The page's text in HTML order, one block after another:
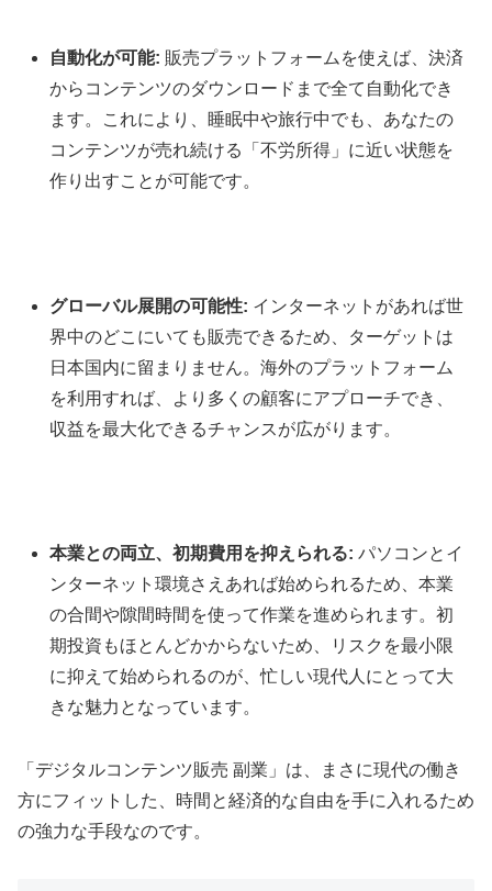
自動化が可能: 販売プラットフォームを使えば、決済
からコンテンツのダウンロードまで全て自動化でき
ます。これにより、睡眠中や旅行中でも、あなたの
コンテンツが売れ続ける「不労所得」に近い状態を
作り出すことが可能です。
グローバル展開の可能性: インターネットがあれば世
界中のどこにいても販売できるため、ターゲットは
日本国内に留まりません。海外のプラットフォーム
を利用すれば、より多くの顧客にアプローチでき、
収益を最大化できるチャンスが広がります。
本業との両立、初期費用を抑えられる: パソコンとイ
ンターネット環境さえあれば始められるため、本業
の合間や隙間時間を使って作業を進められます。初
期投資もほとんどかからないため、リスクを最小限
に抑えて始められるのが、忙しい現代人にとって大
きな魅力となっています。
「デジタルコンテンツ販売 副業」は、まさに現代の働き
方にフィットした、時間と経済的な自由を手に入れるため
の強力な手段なのです。